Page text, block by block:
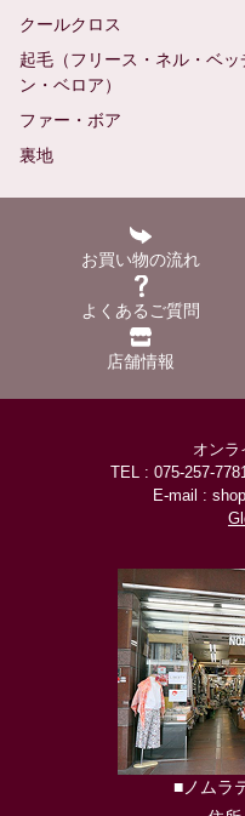
クールクロス
起毛（フリース・ネル・ベッ
ン・ベロア）
ファー・ボア
裏地
お買い物の流れ
よくあるご質問
店舗情報
オン
TEL : 075-257-
E-mail :
■ノムラ